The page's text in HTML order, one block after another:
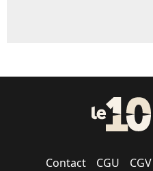
Contact CGU CGV